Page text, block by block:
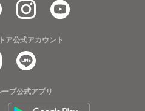
ア公式アカウント
プ公式アプリ